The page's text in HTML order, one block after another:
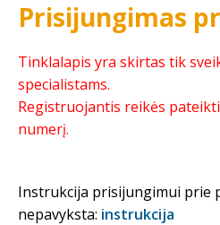
Prisijungimas
Tinklalapis yra skirtas tik
specialistams.
Registruojantis reikės
numerį.
Instrukcija prisijungimui prie
nepavyksta: instrukcija